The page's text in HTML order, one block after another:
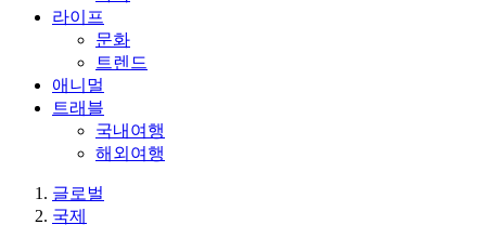
라이프
문화
트렌드
애니멀
트래블
국내여행
해외여행
글로벌
국제